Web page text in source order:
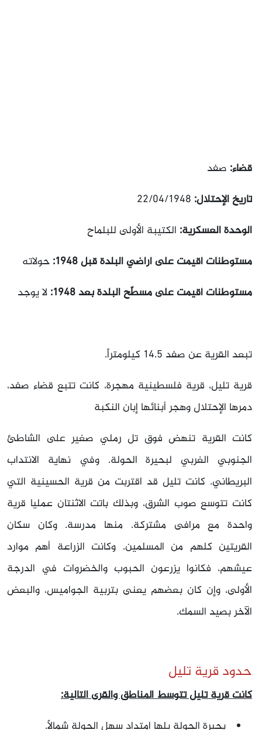
قضاء: صفد
تاريخ الإحتلال:
الوحدة العسكرية: الكتيبة الأولى للبلماح
مستوطنات أقيمت على أراضي البلدة قبل 1948:
حولاته
مستوطنات أقيمت على مسطّح البلدة بعد 1948:
لا يوجد
تبعد القرية عن صفد 14.5 كيلومتراً.
قرية تليل، قرية فلسطينية مهجرة، كانت تتبع قضاء صفد،
دمرها الإحتلال وهجر أبنائها إبان النكبة
كانت القرية تنهض فوق تل رملي صغير على الشاطئ
الجنوبي الغربي لبحيرة الحولة. وفي نهاية الانتداب
البريطاني. كانت تليل قد اقتربت من قرية الحسينية التي
كانت تتوسع صوب الشرق، وبذلك باتت الاثنتان عمليا قرية
واحدة مع مرافى مشتركة. منها مدرسة. وكان سكان
القريتين كلهم من المسلمين. وكانت الزراعة أهم موارد
عيشهم، فكانوا يزرعون الحبوب والخضروات ‏في الدرجة
الأولى، وإن كان بعضهم يعنى بتربية الجواميس، والبعض
الآخر بصيد السمك.
حدود قرية تليل
كانت قرية تليل تتوسط المناطق والقرى التالية:
بحيرة الحولة يلها امتداد سهل الحولة شمالاً.